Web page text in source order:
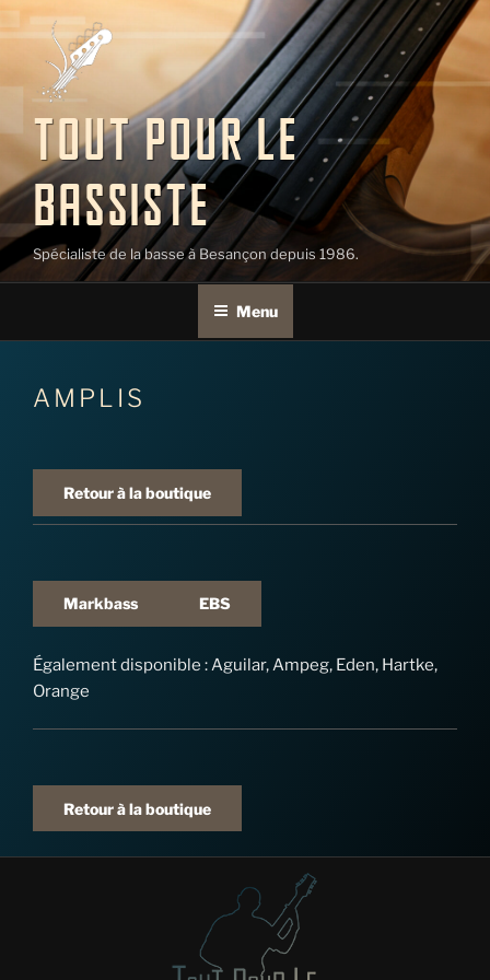
Aller
au
contenu
principal
TOUT POUR LE
BASSISTE
Spécialiste de la basse à Besançon depuis 1986.
Menu
AMPLIS
Retour à la boutique
Markbass EBS
Également disponible : Aguilar, Ampeg, Eden, Hartke,
Orange
Retour à la boutique